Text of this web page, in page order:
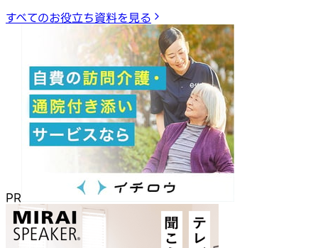
すべてのお役立ち資料を見る
PR